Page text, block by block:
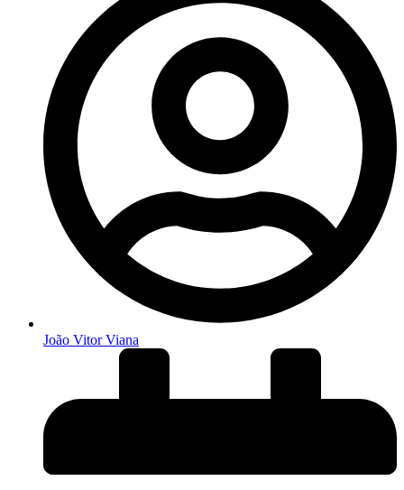
João Vitor Viana